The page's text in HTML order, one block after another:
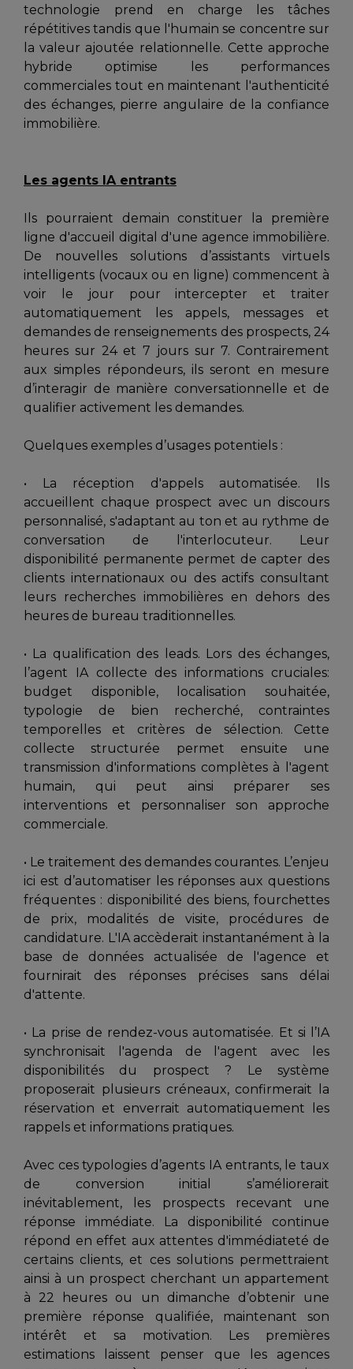
technologie prend en charge les tâches
répétitives tandis que l'humain se concentre sur
la valeur ajoutée relationnelle. Cette approche
hybride optimise les performances
commerciales tout en maintenant l'authenticité
des échanges, pierre angulaire de la confiance
immobilière.
Les agents IA entrants
Ils pourraient demain constituer la première
ligne d'accueil digital d'une agence immobilière.
De nouvelles solutions d’assistants virtuels
intelligents (vocaux ou en ligne) commencent à
voir le jour pour intercepter et traiter
automatiquement les appels, messages et
demandes de renseignements des prospects, 24
heures sur 24 et 7 jours sur 7. Contrairement
aux simples répondeurs, ils seront en mesure
d’interagir de manière conversationnelle et de
qualifier activement les demandes.
Quelques exemples d’usages potentiels :
• La réception d'appels automatisée. Ils
accueillent chaque prospect avec un discours
personnalisé, s'adaptant au ton et au rythme de
conversation de l'interlocuteur. Leur
disponibilité permanente permet de capter des
clients internationaux ou des actifs consultant
leurs recherches immobilières en dehors des
heures de bureau traditionnelles.
• La qualification des leads. Lors des échanges,
l’agent IA collecte des informations cruciales:
budget disponible, localisation souhaitée,
typologie de bien recherché, contraintes
temporelles et critères de sélection. Cette
collecte structurée permet ensuite une
transmission d'informations complètes à l'agent
humain, qui peut ainsi préparer ses
interventions et personnaliser son approche
commerciale.
• Le traitement des demandes courantes. L’enjeu
ici est d’automatiser les réponses aux questions
fréquentes : disponibilité des biens, fourchettes
de prix, modalités de visite, procédures de
candidature. L'IA accèderait instantanément à la
base de données actualisée de l'agence et
fournirait des réponses précises sans délai
d'attente.
• La prise de rendez-vous automatisée. Et si l’IA
synchronisait l'agenda de l'agent avec les
disponibilités du prospect ? Le système
proposerait plusieurs créneaux, confirmerait la
réservation et enverrait automatiquement les
rappels et informations pratiques.
Avec ces typologies d’agents IA entrants, le taux
de conversion initial s’améliorerait
inévitablement, les prospects recevant une
réponse immédiate. La disponibilité continue
répond en effet aux attentes d'immédiateté de
certains clients, et ces solutions permettraient
ainsi à un prospect cherchant un appartement
à 22 heures ou un dimanche d’obtenir une
première réponse qualifiée, maintenant son
intérêt et sa motivation. Les premières
estimations laissent penser que les agences